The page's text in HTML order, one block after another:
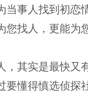
当事人找到初恋
您找人，更能为
，其实是最快又
要懂得慎选侦探